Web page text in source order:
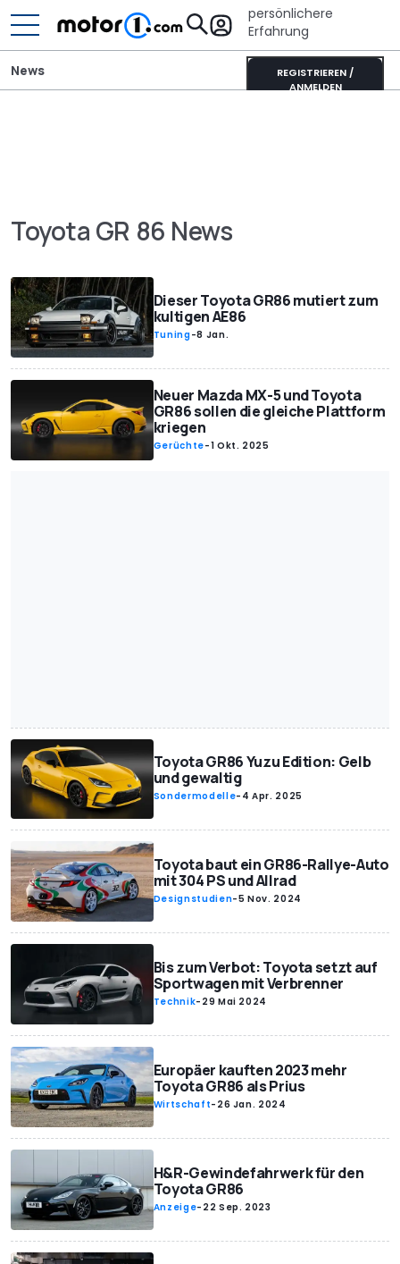
persönlichere
Erfahrung
REGISTRIEREN /
ANMELDEN
News
Toyota GR 86 News
Dieser Toyota GR86 mutiert zum
kultigen AE86
Tuning-8 Jan.
Neuer Mazda MX-5 und Toyota
GR86 sollen die gleiche Plattform
kriegen
Gerüchte-1 Okt. 2025
Toyota GR86 Yuzu Edition: Gelb
und gewaltig
Sondermodelle- 4 Apr. 2025
Toyota baut ein GR86-Rallye-Auto
mit 304 PS und Allrad
Designstudien-5 Nov. 2024
Bis zum Verbot: Toyota setzt auf
Sportwagen mit Verbrenner
Technik- 29 Mai 2024
Europäer kauften 2023 mehr
Toyota GR86 als Prius
Wirtschaft- 26 Jan. 2024
H&R-Gewindefahrwerk für den
Toyota GR86
Anzeige- 22 Sep. 2023